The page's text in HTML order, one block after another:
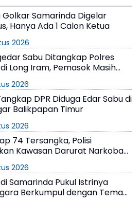
Golkar Samarinda Digelar
Hanya Ada 1 Calon Ketua
2026
Sabu Ditangkap Polres
Long Iram, Pemasok Masih
2026
DPR Diduga Edar Sabu di
Balikpapan Timur
2026
74 Tersangka, Polisi
Kawasan Darurat Narkoba
2026
Samarinda Pukul Istrinya
Berkumpul dengan Teman